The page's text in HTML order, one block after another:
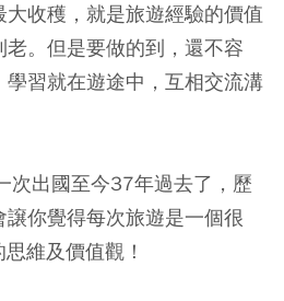
收穫，就是旅遊經驗的價值
。但是要做的到，還不容
習就在遊途中，互相交流溝
次出國至今37年過去了，歷
你覺得每次旅遊是一個很
維及價值觀！